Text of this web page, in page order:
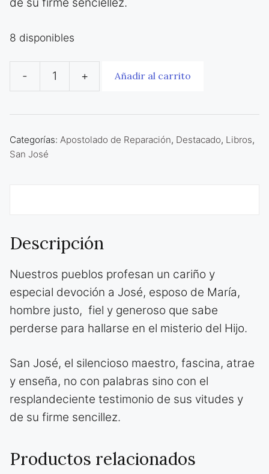
8 disponibles
-
San
humilde
+ Añadir al carrito
Categorías: Apostolado de Reparación, Destacado, Libros,
San José
Descripción
Nuestros pueblos profesan un cariño y
especial devoción a José, esposo de María,
hombre justo, fiel y generoso que sabe
perderse para hallarse en el misterio del Hijo.
San José, el silencioso maestro, fascina, atrae
y enseña, no con palabras sino con el
resplandeciente testimonio de sus vitudes y
de su firme sencillez.
Productos relacionados